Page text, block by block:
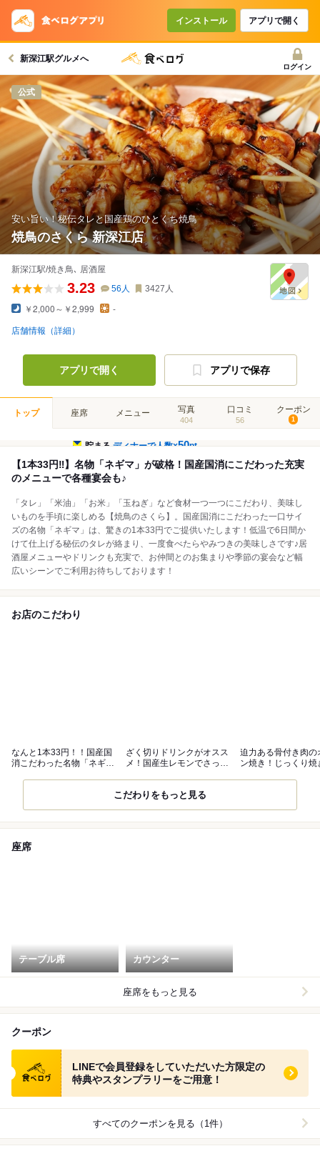
インストール アプリで開く
新深江駅グルメへ
ログイン
公式
安い旨い！秘伝タレと国産鶏のひとくち焼鳥
焼鳥のさくら 新深江店
新深江駅/焼き鳥､ 居酒屋
3.23 56 人 3427 人
￥2,000～￥2,999 -
店舗情報（詳細）
アプリで開く アプリで保存
トップ 座席 メニュー 写真
404
口コミ
56
クーポン
1
貯まるディナーで人数×50pt
【1本33円‼】名物「ネギマ」が破格！国産国消にこだわった充実
のメニューで各種宴会も♪
「タレ」「米油」「お米」「玉ねぎ」など食材一つ一つにこだわり、美味し
いものを手頃に楽しめる【焼鳥のさくら】。国産国消にこだわった一口サイ
ズの名物「ネギマ」は、驚きの1本33円でご提供いたします！低温で6日間か
けて仕上げる秘伝のタレが絡まり、一度食べたらやみつきの美味しさです♪居
酒屋メニューやドリンクも充実で、お仲間とのお集まりや季節の宴会など幅
広いシーンでご利用お待ちしております！
お店のこだわり
なんと1本33円！！国産国
消こだわった名物「ネギ
ざく切りドリンクがオスス
メ！国産生レモンでさっぱ
迫力ある骨付き肉の
ン焼き！じっくり焼
こだわりをもっと見る
座席
テーブル席 カウンター
座席をもっと見る
クーポン
食べログ クーポン
LINEで会員登録をしていただいた方限定の
特典やスタンプラリーをご用意！
すべてのクーポンを見る（1件）
コースで使えるクーポン
戻る
クーポンを利用せず予約する